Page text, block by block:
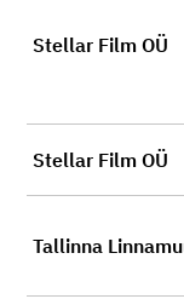
Stellar Film OÜ
Stellar Film OÜ
Tallinna